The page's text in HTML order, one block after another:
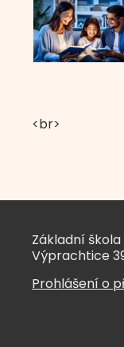
<br>
Základní
Výprachtice
Prohlášení o